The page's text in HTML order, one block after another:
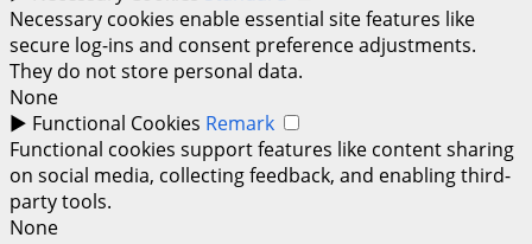
Necessary cookies enable essential site features like
secure log-ins and consent preference adjustments.
They do not store personal data.
None
► Functional Cookies Remark
Functional cookies support features like content sharing
on social media, collecting feedback, and enabling third-
party tools.
None